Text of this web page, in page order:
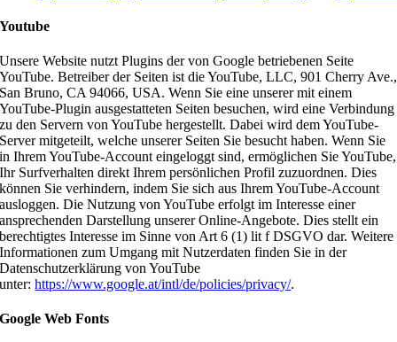
Youtube
Unsere Website nutzt Plugins der von Google betriebenen Seite
YouTube. Betreiber der Seiten ist die YouTube, LLC, 901 Cherry Ave.,
San Bruno, CA 94066, USA. Wenn Sie eine unserer mit einem
YouTube-Plugin ausgestatteten Seiten besuchen, wird eine Verbindung
zu den Servern von YouTube hergestellt. Dabei wird dem YouTube-
Server mitgeteilt, welche unserer Seiten Sie besucht haben. Wenn Sie
in Ihrem YouTube-Account eingeloggt sind, ermöglichen Sie YouTube,
Ihr Surfverhalten direkt Ihrem persönlichen Profil zuzuordnen. Dies
können Sie verhindern, indem Sie sich aus Ihrem YouTube-Account
ausloggen. Die Nutzung von YouTube erfolgt im Interesse einer
ansprechenden Darstellung unserer Online-Angebote. Dies stellt ein
berechtigtes Interesse im Sinne von Art 6 (1) lit f DSGVO dar. Weitere
Informationen zum Umgang mit Nutzerdaten finden Sie in der
Datenschutzerklärung von YouTube
unter:https://www.google.at/intl/de/policies/privacy/.
Google Web Fonts